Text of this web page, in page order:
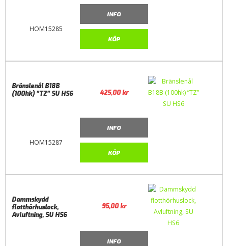
HOM15285
INFO
KÖP
HOM15287
Bränslenål B18B
(100hk) ”TZ” SU HS6
425,00kr
INFO
KÖP
Dammskydd
flotthörhuslock,
Avluftning, SU HS6
95,00kr
INFO